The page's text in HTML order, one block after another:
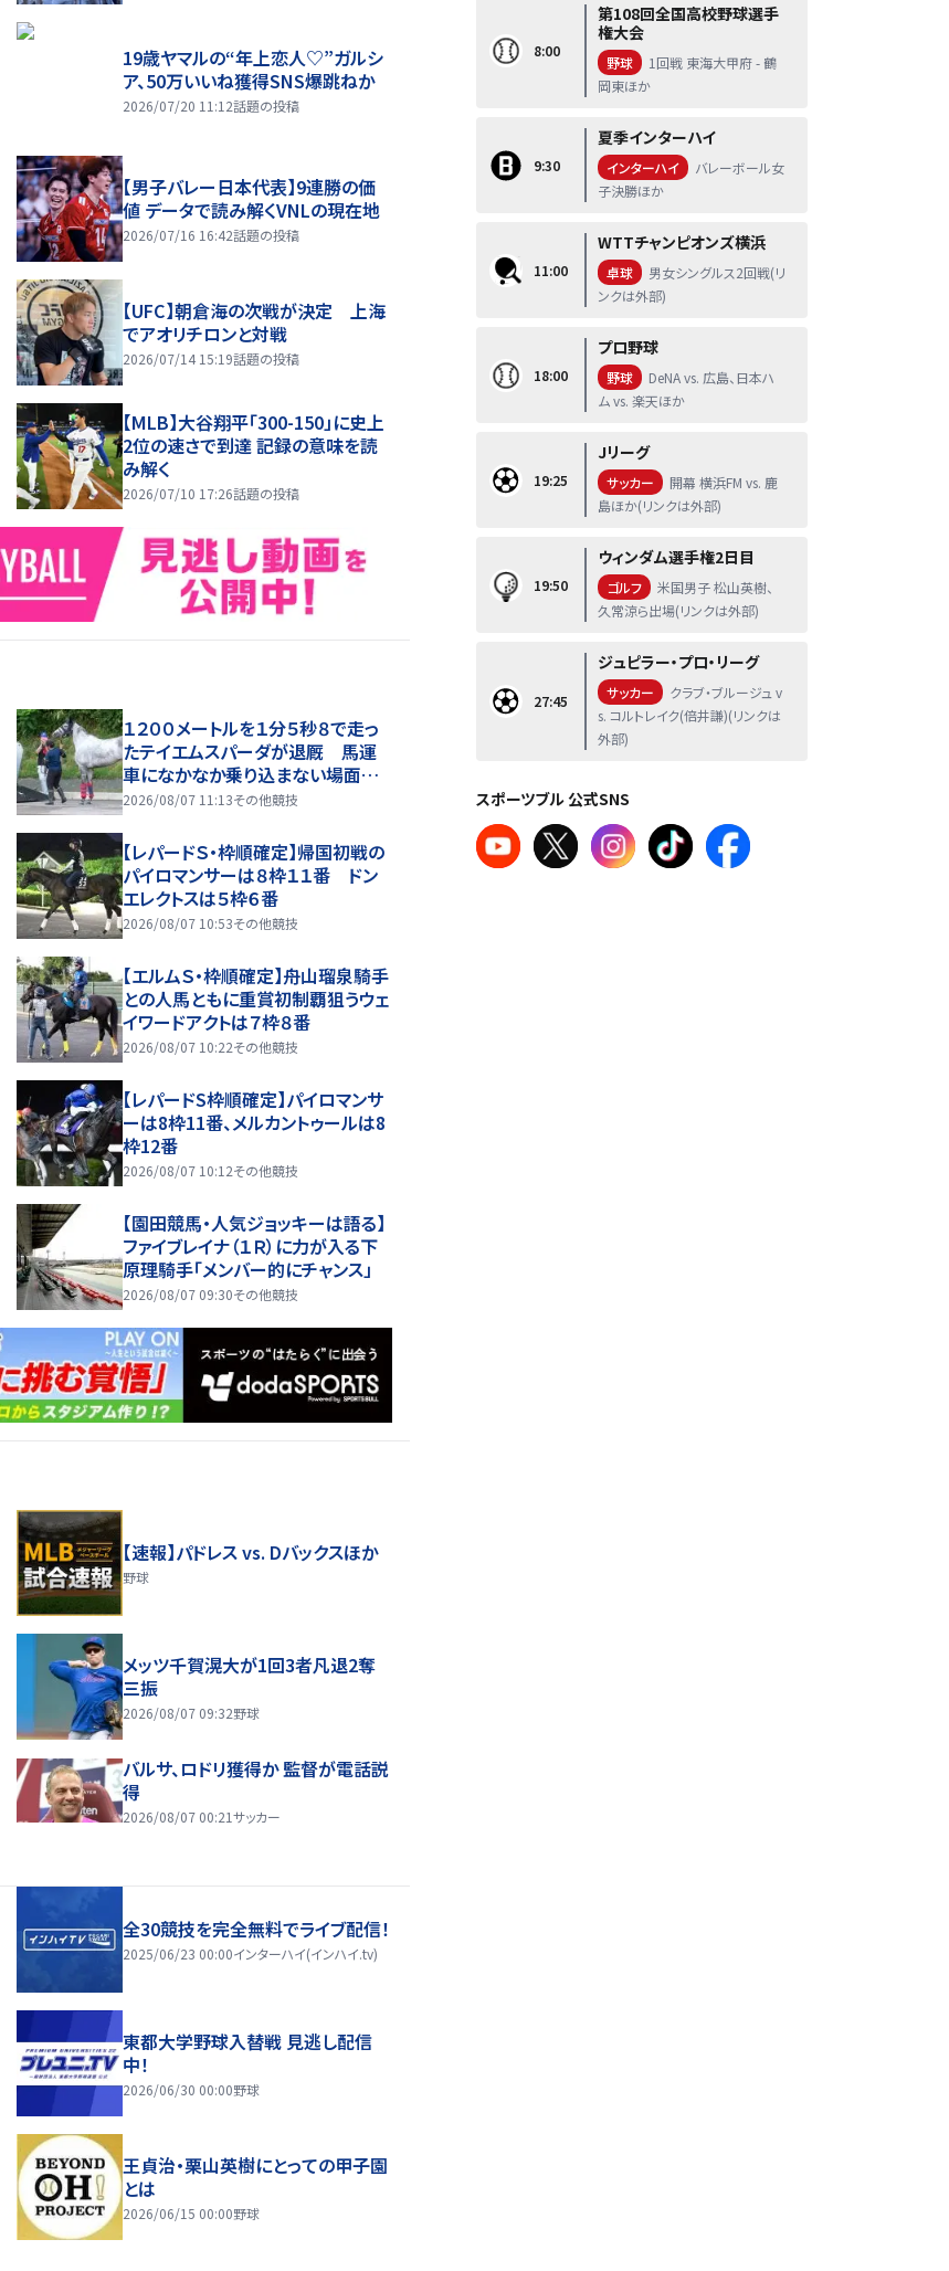
19歳ヤマルの“年上恋人♡”ガルシ
ア、50万いいね獲得SNS爆跳ねか
2026/07/20 11:12話題の投稿
【男子バレー日本代表】9連勝の価
値 データで読み解くVNLの現在地
2026/07/16 16:42話題の投稿
【UFC】朝倉海の次戦が決定 上海
でアオリチロンと対戦
2026/07/14 15:19話題の投稿
【MLB】大谷翔平「300-150」に史上
2位の速さで到達 記録の意味を読
み解く
2026/07/10 17:26話題の投稿
１２００メートルを１分５秒８で走っ
たテイエムスパーダが退厩 馬運
車になかなか乗り込まない場面
も 小椋調教師「頑固ですがかわい
2026/08/07 11:13その他競技
【レパードＳ・枠順確定】帰国初戦の
パイロマンサーは８枠１１番 ドン
エレクトスは５枠６番
2026/08/07 10:53その他競技
【エルムＳ・枠順確定】舟山瑠泉騎手
との人馬ともに重賞初制覇狙うウェ
イワードアクトは７枠８番
2026/08/07 10:22その他競技
【レパードS枠順確定】パイロマンサ
ーは8枠11番、メルカントゥールは8
枠12番
2026/08/07 10:12その他競技
【園田競馬・人気ジョッキーは語る】
ファイブレイナ（１Ｒ）に力が入る下
原理騎手「メンバー的にチャンス」
2026/08/07 09:30その他競技
【速報】パドレス vs. Dバックスほか
野球
メッツ千賀滉大が1回3者凡退2奪
三振
2026/08/07 09:32野球
バルサ、ロドリ獲得か 監督が電話説
得
2026/08/07 00:21サッカー
全30競技を完全無料でライブ配信！
2025/06/23 00:00インターハイ(インハイ.tv)
東都大学野球入替戦 見逃し配信
中！
2026/06/30 00:00野球
王貞治・栗山英樹にとっての甲子園
とは
2026/06/15 00:00野球
8:00
第108回全国高校野球選手
権大会
野球
1回戦 東海大甲府 - 鶴
岡東ほか
9:30
夏季インターハイ
インターハイ
バレーボール女
子決勝ほか
11:00
WTTチャンピオンズ横浜
卓球
男女シングルス2回戦(リ
ンクは外部)
18:00
プロ野球
野球
DeNA vs. 広島、日本ハ
ム vs. 楽天ほか
19:25
Jリーグ
サッカー
開幕 横浜FM vs. 鹿
島ほか(リンクは外部)
19:50
ウィンダム選手権2日目
ゴルフ
米国男子 松山英樹、
久常涼ら出場(リンクは外部)
27:45
ジュピラー・プロ・リーグ
サッカー
クラブ・ブルージュ v
s. コルトレイク(倍井謙)(リンクは
外部)
スポーツブル 公式SNS